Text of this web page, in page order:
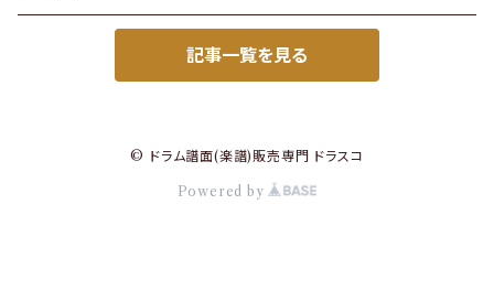
記事一覧を見る
© ドラム譜面(楽譜)販売専門 ドラスコ
Powered by